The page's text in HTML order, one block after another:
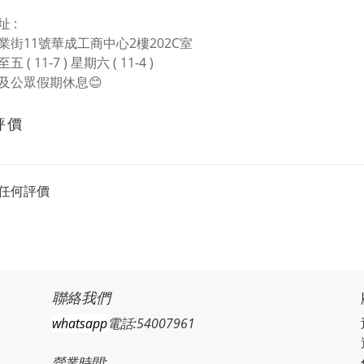
:
街11號華成工商中心2樓202C室
五 ( 11-7 ) 星期六 ( 11-4 )
公眾假期休息😊
價
何評價
聯絡我們
whatsapp電話:54007961